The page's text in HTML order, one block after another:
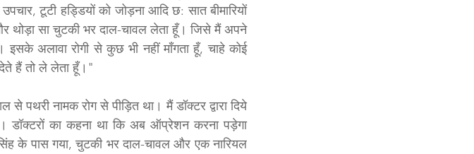
टूटी हड्डियों को जोड़ना आदि छ: सात बीमारियों
थोड़ा सा चुटकी भर दाल-चावल लेता हूँ। जिसे मैं अपने
इसके अलावा रोगी से कुछ भी नहीं माँगता हूँ, चाहे कोई
हैं तो ले लेता हूँ।"
पथरी नामक रोग से पीड़ित था। मैं डॉक्टर द्वारा दिये
डॉक्टरों का कहना था कि अब ऑप्रेशन करना पड़ेगा
के पास गया, चुटकी भर दाल-चावल और एक नारियल